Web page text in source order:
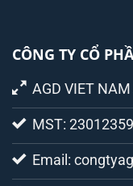
CÔNG TY CỔ
AGD VIET
MST:
Email: